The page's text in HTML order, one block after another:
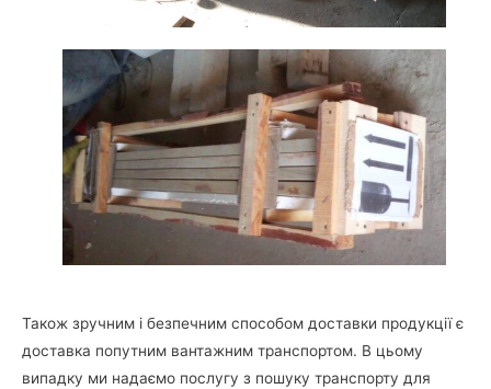
Також зручним і безпечним способом доставки продукції є
доставка попутним вантажним транспортом. В цьому
випадку ми надаємо послугу з пошуку транспорту для